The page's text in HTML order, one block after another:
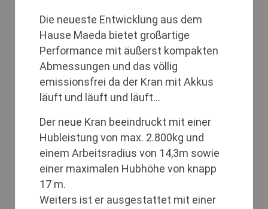
Die neueste Entwicklung aus dem
Hause Maeda bietet großartige
Performance mit äußerst kompakten
Abmessungen und das völlig
emissionsfrei da der Kran mit Akkus
läuft und läuft und läuft…
Der neue Kran beeindruckt mit einer
Hubleistung von max. 2.800kg und
einem Arbeitsradius von 14,3m sowie
einer maximalen Hubhöhe von knapp
17 m.
Weiters ist er ausgestattet mit einer